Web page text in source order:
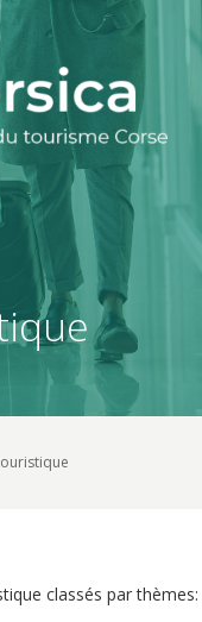
classés par thèmes: